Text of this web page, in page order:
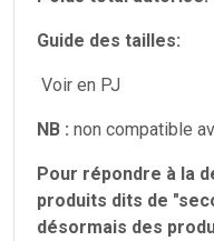
Guide des tailles:
Voir en PJ
NB : non compatible
Pour répondre à la
produits dits de
désormais des